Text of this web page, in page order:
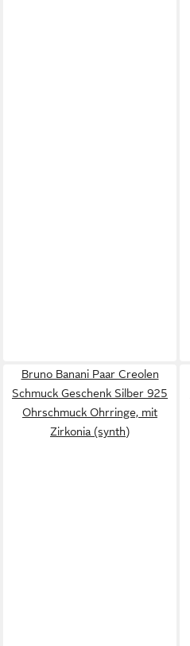
Bruno Banani Paar Creolen
Schmuck Geschenk Silber 925
Ohrschmuck Ohrringe, mit
Zirkonia (synth)